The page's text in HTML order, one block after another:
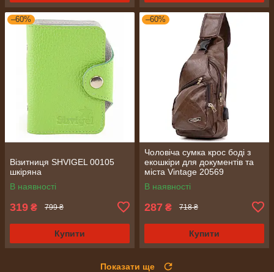
–60%
Візитниця SHVIGEL 00105
шкіряна
В наявності
319 ₴ 799 ₴
Купити
–60%
Чоловіча сумка крос боді з
екошкіри для документів та
міста Vintage 20569
Коричнева
В наявності
287 ₴ 718 ₴
Купити
Показати ще